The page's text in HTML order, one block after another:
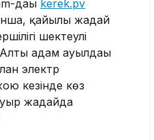
дағы kerek.pv
қайғылы жағдай
шектеулі
Алты адам ауылдағы
электр
кезінде көз
жағдайда